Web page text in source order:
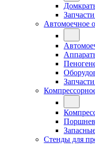
Автомоечное
Стенды для